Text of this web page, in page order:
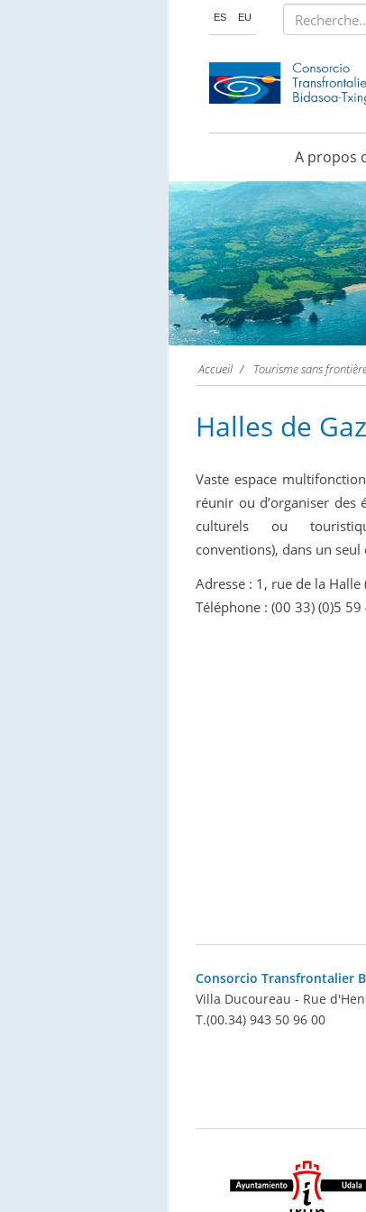
ES EU Rechercher
A propos
Accueil Tourisme sans
Halles de
Vaste espace
réunir ou d’organiser des
culturels ou
conventions), dans un seul
Adresse : 1, rue de la Halle
Téléphone : (00 33) (0)5
Consorcio Transfrontalier
Villa Ducoureau - Rue
T.(00.34) 943 50 96 00